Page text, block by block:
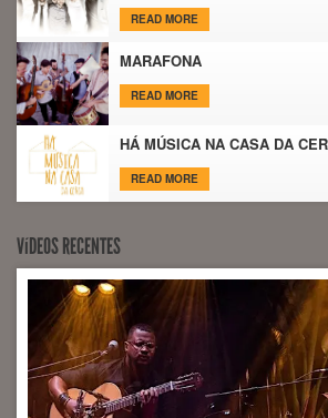
READ MORE
MARAFONA
READ MORE
HÁ MÚSICA NA CASA DA
READ MORE
VíDEOS RECENTES